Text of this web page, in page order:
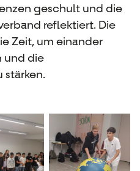
geschult und die
reflektiert. Die
Zeit, um einander
und die
stärken.